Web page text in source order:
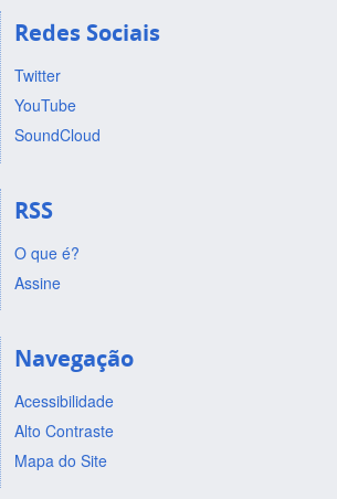
Redes Sociais
Twitter
YouTube
SoundCloud
RSS
O que é?
Assine
Navegação
Acessibilidade
Alto Contraste
Mapa do Site